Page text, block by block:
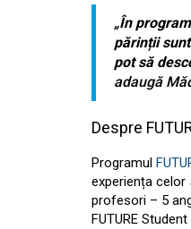
„În
părinții
pot să
adaugă
Despre
Programul
experiența celor
profesori – 5
FUTURE